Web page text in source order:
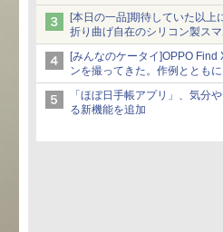
クの法人向け
[本日の一品]期待していた以
折り曲げ自在のシリコン製ス
[みんなのケータイ]OPPO Find
ンを撮ってきた。作例ととも
「ほぼ日手帳アプリ」、気分
る新機能を追加